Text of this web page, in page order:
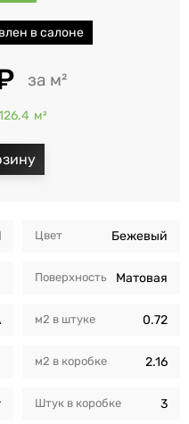
Цвет Бежевый
Поверхность Матовая
м2 в штуке 0.72
м2 в коробкe 2.16
Штук в коробкe 3
в салоне
м²
м²